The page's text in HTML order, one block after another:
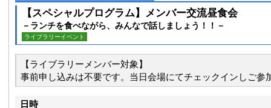
【スペシャルプログラム】メンバー交流昼食会
－ランチを食べながら、みんなで話しましょう！！－
ライブラリーイベント
【ライブラリーメンバー対象】
事前申し込みは不要です。当日会場にてチェックインしご参
日時